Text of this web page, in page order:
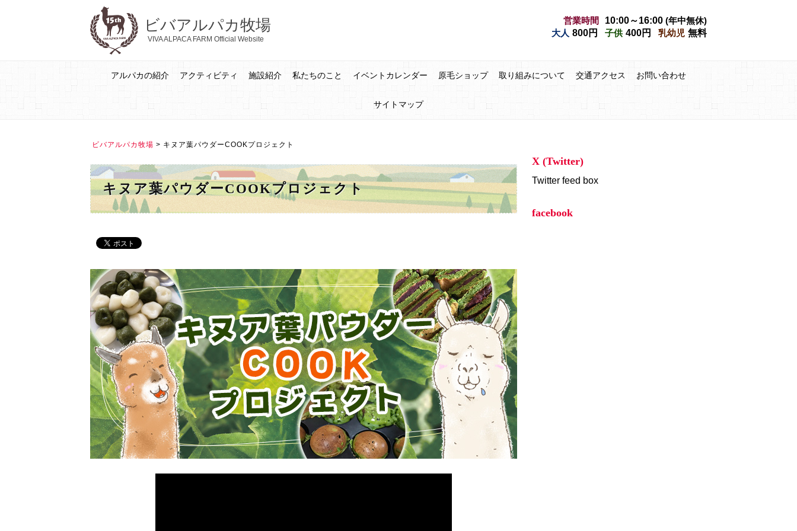
ビバアルパカ牧場
VIVA ALPACA FARM Official Website
営業時間 10:00～16:00 (年中無休)
大人 800円 子供 400円 乳幼児 無料
アルパカの紹介 アクティビティ 施設紹介 私たちのこと イベントカレンダー 原毛ショップ 取り組みについて 交通アクセス お問い合わせ
サイトマップ
ビバアルパカ牧場 > キヌア葉パウダーCOOKプロジェクト
キヌア葉パウダーCOOKプロジェクト
X (Twitter)
Twitter feed box
facebook